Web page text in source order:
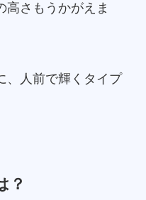
高さもうかがえま
、人前で輝くタイプ
？